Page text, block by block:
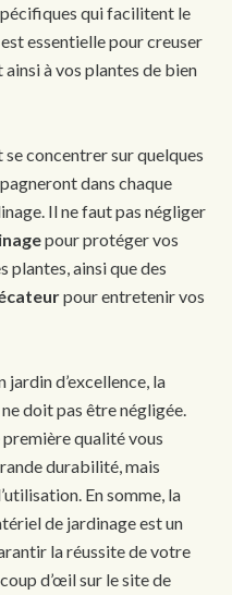
qui facilitent le
est essentielle pour creuser
à vos plantes de bien
concentrer sur quelques
dans chaque
Il ne faut pas négliger
pour protéger vos
plantes, ainsi que des
pour entretenir vos
jardin d’excellence, la
ne doit pas être négligée.
qualité vous
durabilité, mais
En somme, la
de jardinage est un
la réussite de votre
d’œil sur le site de